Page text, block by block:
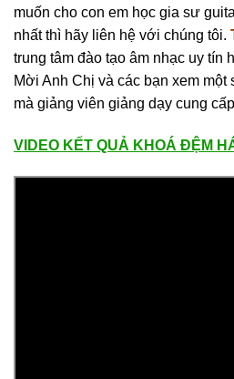
muốn cho con em học gia sư
nhất thì hãy liên hệ với chúng tôi.
trung tâm đào tạo âm nhạc uy tín
Mời Anh Chị và các bạn xem một
mà giảng viên giảng dạy cung
VIDEO KẾT QUẢ KHOÁ ĐỆM